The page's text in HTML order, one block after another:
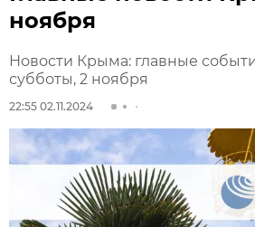
ноября
Новости Крыма: главные
субботы, 2 ноября
22:55 02.11.2024